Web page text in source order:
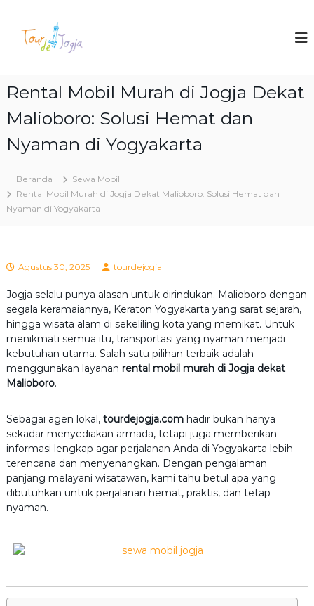
d
J
o
j
a
T
o
r
W
a
t
a
0
2
5
Rental Mobil Murah di Jogja Dekat
Malioboro: Solusi Hemat dan
Nyaman di Yogyakarta
Beranda
Sewa Mobil
Rental Mobil Murah di Jogja Dekat Malioboro: Solusi Hemat dan
Nyaman di Yogyakarta
Agustus 30, 2025 tourdejogja
Jogja selalu punya alasan untuk dirindukan. Malioboro dengan
segala keramaiannya, Keraton Yogyakarta yang sarat sejarah,
hingga wisata alam di sekeliling kota yang memikat. Untuk
menikmati semua itu, transportasi yang nyaman menjadi
kebutuhan utama. Salah satu pilihan terbaik adalah
menggunakan layanan rental mobil murah di Jogja dekat
Malioboro.
Sebagai agen lokal, tourdejogja.comhadir bukan hanya
sekadar menyediakan armada, tetapi juga memberikan
informasi lengkap agar perjalanan Anda di Yogyakarta lebih
terencana dan menyenangkan. Dengan pengalaman
panjang melayani wisatawan, kami tahu betul apa yang
dibutuhkan untuk perjalanan hemat, praktis, dan tetap
nyaman.